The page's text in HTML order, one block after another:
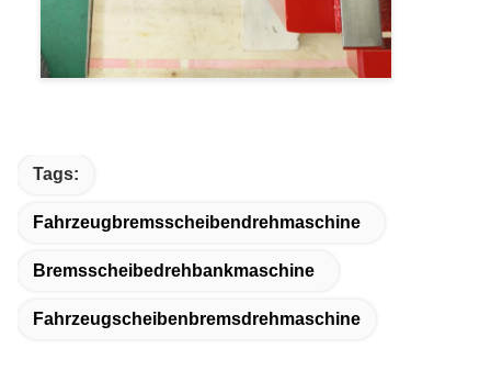
Tags:
Fahrzeugbremsscheibendrehmaschine
Bremsscheibedrehbankmaschine
Fahrzeugscheibenbremsdrehmaschine